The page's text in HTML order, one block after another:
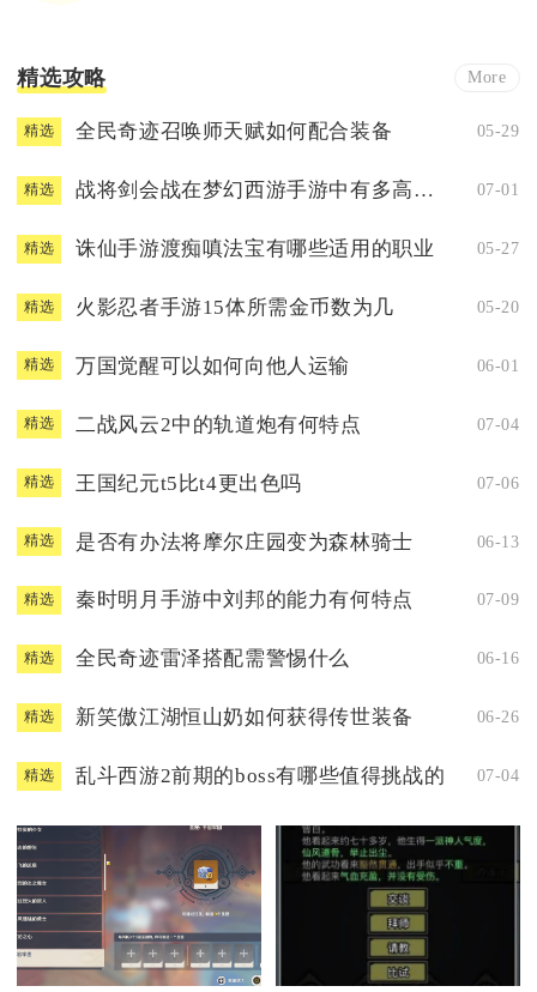
精选攻略 More
精选 全民奇迹召唤师天赋如何配合装备 05-29
精选 战将剑会战在梦幻西游手游中有多高的水平 07-01
精选 诛仙手游渡痴嗔法宝有哪些适用的职业 05-27
精选 火影忍者手游15体所需金币数为几 05-20
精选 万国觉醒可以如何向他人运输 06-01
精选 二战风云2中的轨道炮有何特点 07-04
精选 王国纪元t5比t4更出色吗 07-06
精选 是否有办法将摩尔庄园变为森林骑士 06-13
精选 秦时明月手游中刘邦的能力有何特点 07-09
精选 全民奇迹雷泽搭配需警惕什么 06-16
精选 新笑傲江湖恒山奶如何获得传世装备 06-26
精选 乱斗西游2前期的boss有哪些值得挑战的 07-04